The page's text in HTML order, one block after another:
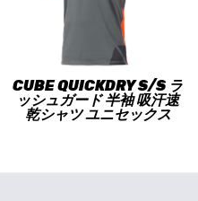
CUBE QUICKDRY S/S ラ
ッシュガード 半袖 吸汗速
乾シャツ ユニセックス